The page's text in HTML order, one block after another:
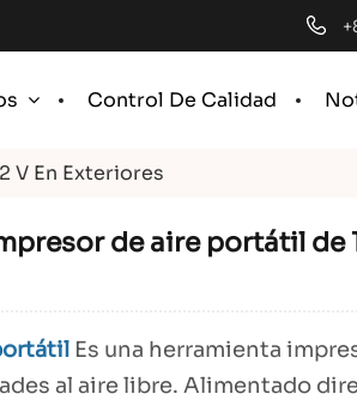
Control De Calidad
V En Exteriores
de aire portátil de
Es una herramienta
al aire libre. Alimentado